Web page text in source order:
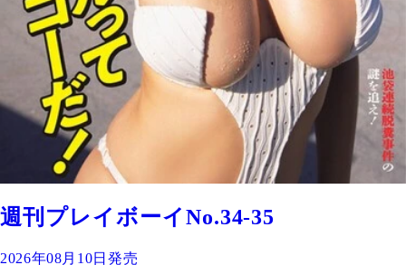
週刊プレイボーイNo.34-35
2026年08月10日発売